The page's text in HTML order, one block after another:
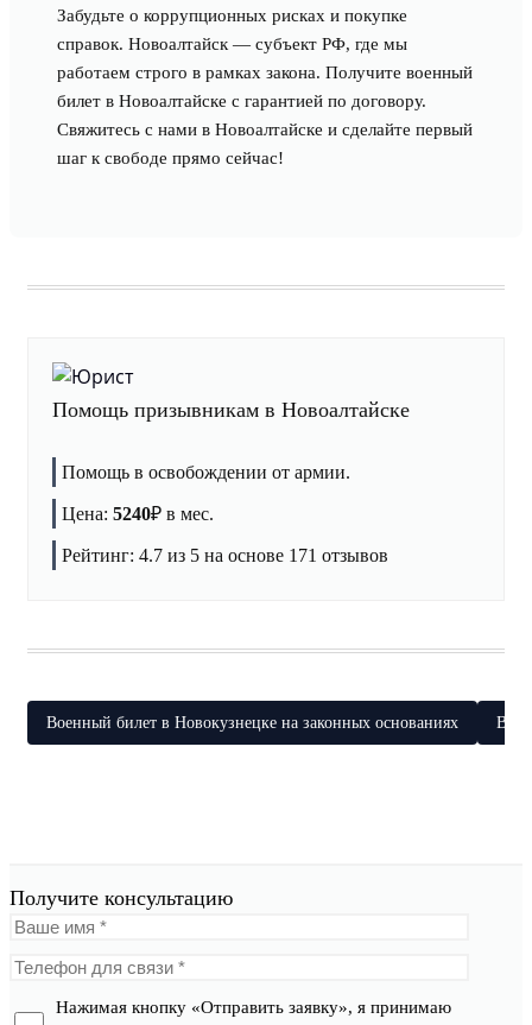
Забудьте о коррупционных рисках и покупке
справок. Новоалтайск — субъект РФ, где мы
работаем строго в рамках закона. Получите военный
билет в Новоалтайске с гарантией по договору.
Свяжитесь с нами в Новоалтайске и сделайте первый
шаг к свободе прямо сейчас!
Помощь призывникам в Новоалтайске
Помощь в освобождении от армии.
Цена: 5240₽ в мес.
Рейтинг: 4.7 из 5 на основе 171 отзывов
Военный билет в Новокузнецке на законных основаниях
Получите консультацию
Нажимая кнопку «Отправить заявку», я принимаю